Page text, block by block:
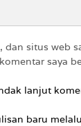
dan situs web
saya
lanjut
baru